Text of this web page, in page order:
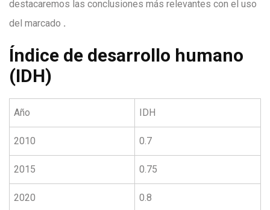
destacaremos las conclusiones más relevantes con el uso
del marcado .
Índice de desarrollo humano
(IDH)
Año IDH
2010 0.7
2015 0.75
2020 0.8